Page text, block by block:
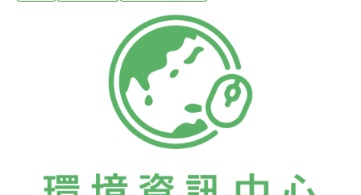
間嗎？公民監督國會聯盟今（14）日上午召開記者會，分
析立委選舉結果、以及選後的國會生態觀察。 公民監督國
會聯盟理事長顧忠華指出，選前即有學者推估模型表示，
這樣的選制將造成贏者全拿的局面。有人擔心未來當選者
將因此一再連任，不過他表示，這樣的選制使得競選更為
激烈，當選人必須戒慎恐懼，表現不好很快就會被選民換
掉。 聯盟執行長何宗勳表示，從多年參與環保運動的角度
悖離其對環保的核心價值，可視為崩塌前的破窗效應，因